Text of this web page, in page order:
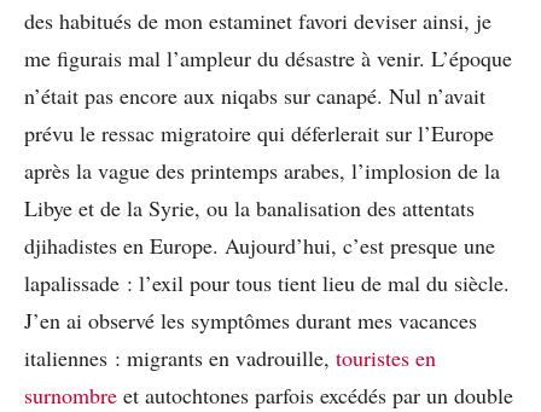
des habitués de mon estaminet favori deviser ainsi, je
me figurais mal l’ampleur du désastre à venir. L’époque
n’était pas encore aux niqabs sur canapé. Nul n’avait
prévu le ressac migratoire qui déferlerait sur l’Europe
après la vague des printemps arabes, l’implosion de la
Libye et de la Syrie, ou la banalisation des attentats
djihadistes en Europe. Aujourd’hui, c’est presque une
lapalissade : l’exil pour tous tient lieu de mal du siècle.
J’en ai observé les symptômes durant mes vacances
italiennes : migrants en vadrouille, touristes en
surnombre et autochtones parfois excédés par un double